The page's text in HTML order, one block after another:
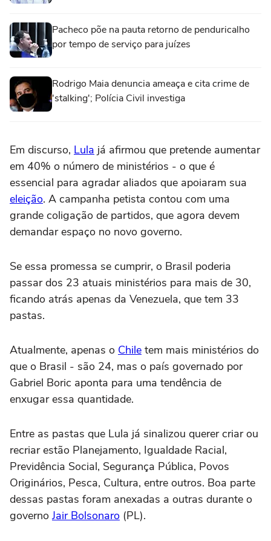
Pacheco põe na pauta retorno de penduricalho
por tempo de serviço para juízes
Rodrigo Maia denuncia ameaça e cita crime de
'stalking'; Polícia Civil investiga
Em discurso, Lula já afirmou que pretende aumentar
em 40% o número de ministérios - o que é
essencial para agradar aliados que apoiaram sua
eleição. A campanha petista contou com uma
grande coligação de partidos, que agora devem
demandar espaço no novo governo.
Se essa promessa se cumprir, o Brasil poderia
passar dos 23 atuais ministérios para mais de 30,
ficando atrás apenas da Venezuela, que tem 33
pastas.
Atualmente, apenas o Chile tem mais ministérios do
que o Brasil - são 24, mas o país governado por
Gabriel Boric aponta para uma tendência de
enxugar essa quantidade.
Entre as pastas que Lula já sinalizou querer criar ou
recriar estão Planejamento, Igualdade Racial,
Previdência Social, Segurança Pública, Povos
Originários, Pesca, Cultura, entre outros. Boa parte
dessas pastas foram anexadas a outras durante o
governo Jair Bolsonaro (PL).